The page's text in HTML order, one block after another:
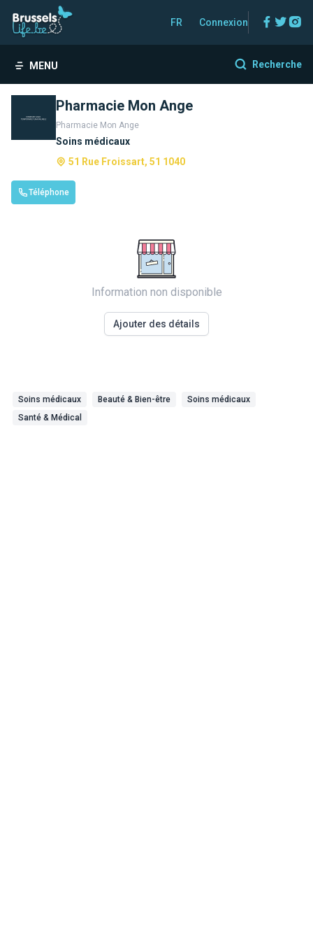
FR Connexion
MENU Recherche
Pharmacie Mon Ange
Pharmacie Mon Ange
Soins médicaux
51 Rue Froissart, 51 1040
Téléphone
Information non disponible
Ajouter des détails
Soins médicaux Beauté & Bien-être
Soins médicaux
Santé & Médical